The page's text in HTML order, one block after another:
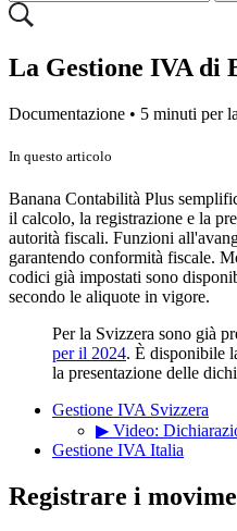
La Gestione IVA di
Documentazione • 5 minuti per
In questo articolo
Banana Contabilità Plus
il calcolo, la registrazione e la
autorità fiscali. Funzioni
garantendo conformità fiscale.
codici già impostati sono
secondo le aliquote in vigore.
Per la Svizzera sono già
per il 2024. È disponibile
la presentazione delle
Gestione IVA Svizzera
▶ Video:
Gestione IVA Italia
Registrare i